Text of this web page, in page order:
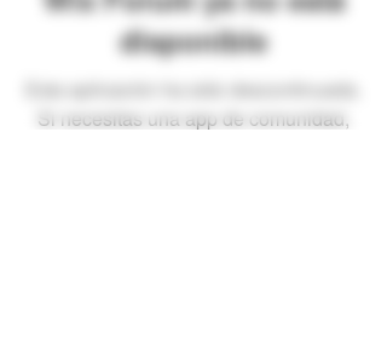
disponible
Esta aplicación ha sido descontinuada.
Si necesitas una app de comunidad,